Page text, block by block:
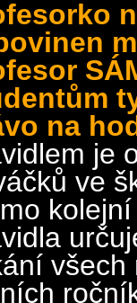
na
je
ve
všech